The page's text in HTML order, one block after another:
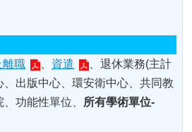
離職 資遣
、退休業務(主計
出版中心、環安衛中心、共同教
功能性單位、
所有學術單位-